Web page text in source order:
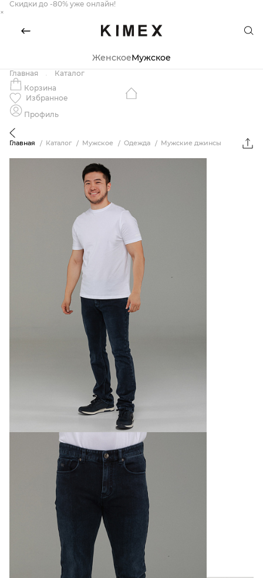
Скидки до -80% уже онлайн!
×
ЖенскоеМужское
Главная
Каталог
Корзина
Избранное
Профиль
Главная Каталог Мужское Одежда Мужские джинсы